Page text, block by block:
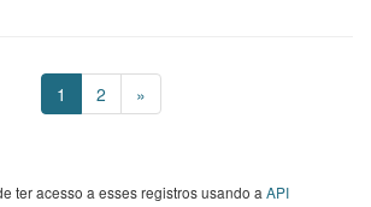
1 2 »
ter acesso a esses registros usando a API